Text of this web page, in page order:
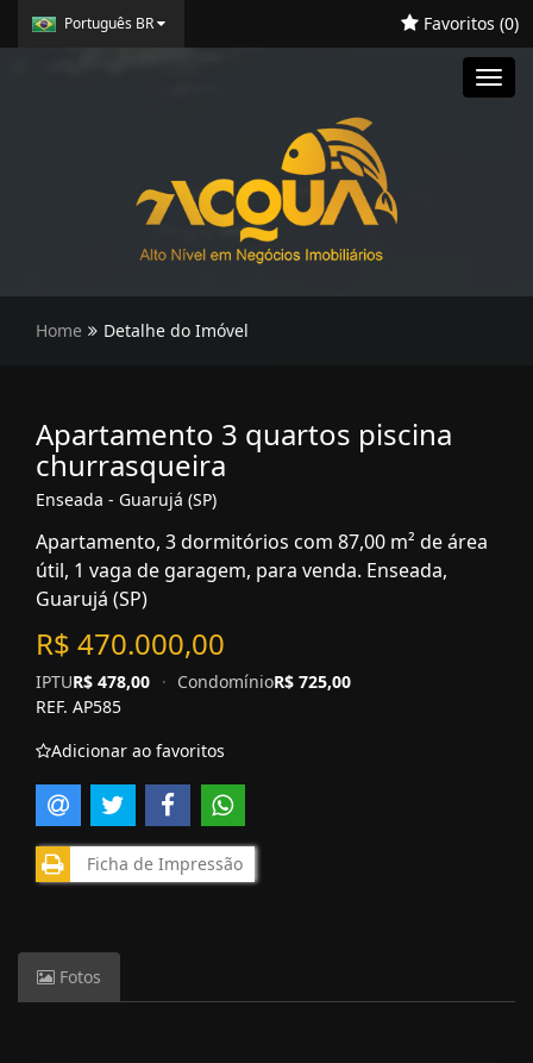
Português BR Favoritos (0)
Home Detalhe do Imóvel
Apartamento 3 quartos piscina
churrasqueira
Enseada - Guarujá (SP)
Apartamento, 3 dormitórios com 87,00 m² de área
útil, 1 vaga de garagem, para venda. Enseada,
Guarujá (SP)
R$ 470.000,00
IPTUR$ 478,00 · CondomínioR$ 725,00
REF. AP585
Adicionar ao favoritos
Ficha de Impressão
Fotos